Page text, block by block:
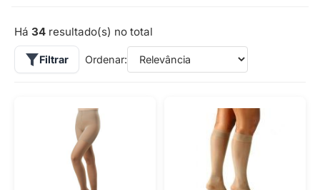
Há 34 resultado(s) no total
Filtrar Ordenar: